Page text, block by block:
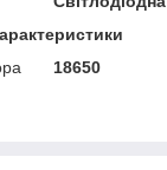
18650